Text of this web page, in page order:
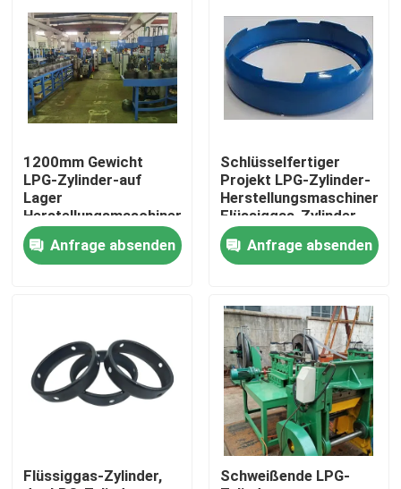
Produkte
Videos
Fabrik Tour
Qualitätskontrolle
Alle Fälle
Lpg-Zylinder-Fertigungsstraße
1200mm Gewicht
LPG-Zylinder-auf
Lager
Herstellungsmaschinerie-
Unterseite Ring Press
Anfrage absenden
Schlüsselfertiger
Projekt LPG-Zylinder-
Herstellungsmaschinerie-
Flüssiggas-Zylinder-
Maschinerie 1400mm
Anfrage absenden
Flüssiggas-Zylinder,
Schweißende LPG-